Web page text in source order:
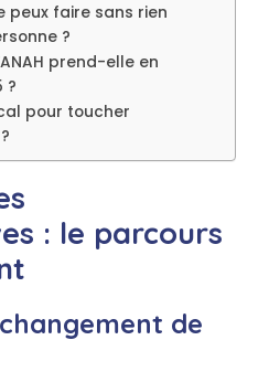
peux faire sans rien
?
prend-elle en
?
pour toucher
: le parcours
de